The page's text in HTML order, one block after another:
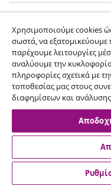
Ανακαλύψτε
© 2008-2026 vidaXL Ο
ιδιοκτησία της
Χρησιμοποιούμε cookies
σωστά, να εξατομικεύουμε
παρέχουμε λειτουργίες
αναλύουμε την
πληροφορίες σχετικά με
τοποθεσίας μας στους
διαφημίσεων και